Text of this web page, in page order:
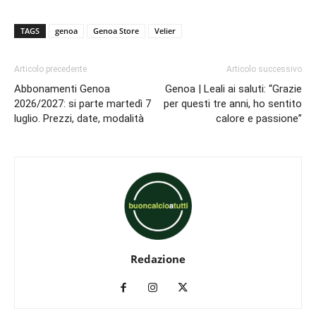
TAGS genoa Genoa Store Velier
Articolo precedente
Abbonamenti Genoa
2026/2027: si parte martedì 7
luglio. Prezzi, date, modalità
Articolo successivo
Genoa | Leali ai saluti: “Grazie
per questi tre anni, ho sentito
calore e passione”
Redazione